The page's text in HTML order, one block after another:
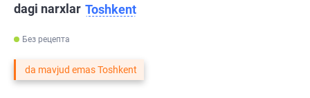
dagi narxlar Toshkent
Без рецепта
da mavjud emas Toshkent